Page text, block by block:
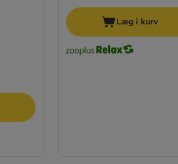
Læg i kurv